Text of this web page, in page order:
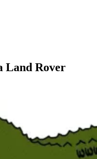
Land Rover